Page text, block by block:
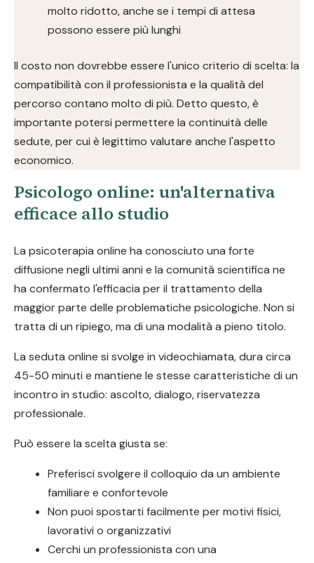
molto ridotto, anche se i tempi di attesa
possono essere più lunghi
Il costo non dovrebbe essere l'unico criterio di scelta: la
compatibilità con il professionista e la qualità del
percorso contano molto di più. Detto questo, è
importante potersi permettere la continuità delle
sedute, per cui è legittimo valutare anche l'aspetto
economico.
Psicologo online: un'alternativa
efficace allo studio
La psicoterapia online ha conosciuto una forte
diffusione negli ultimi anni e la comunità scientifica ne
ha confermato l'efficacia per il trattamento della
maggior parte delle problematiche psicologiche. Non si
tratta di un ripiego, ma di una modalità a pieno titolo.
La seduta online si svolge in videochiamata, dura circa
45-50 minuti e mantiene le stesse caratteristiche di un
incontro in studio: ascolto, dialogo, riservatezza
professionale.
Può essere la scelta giusta se:
Preferisci svolgere il colloquio da un ambiente
familiare e confortevole
Non puoi spostarti facilmente per motivi fisici,
lavorativi o organizzativi
Cerchi un professionista con una